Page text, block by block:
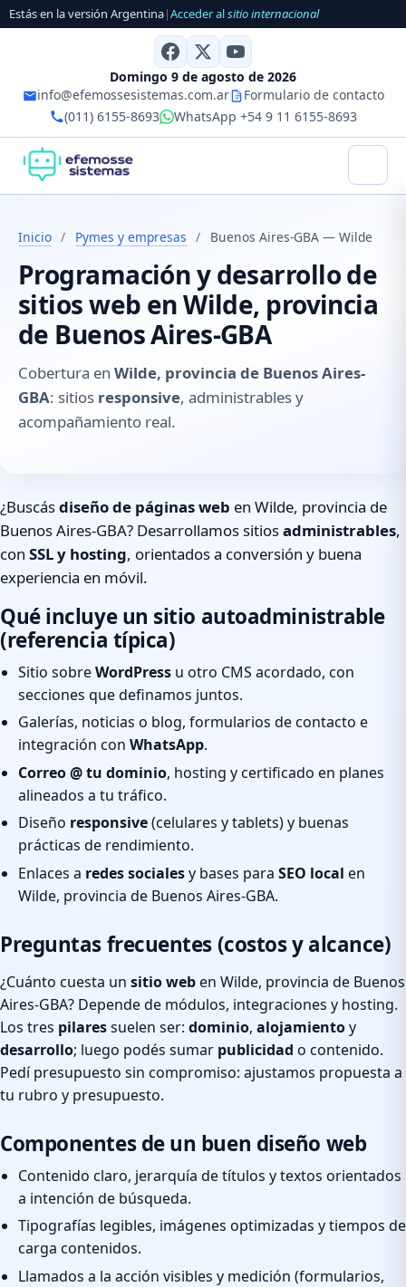
Estás en la versión Argentina|Acceder alsitio internacional
Domingo 9 de agosto de 2026
info@efemossesistemas.com.ar
Formulario de contacto
(011) 6155-8693
WhatsApp +54 9 11 6155-8693
Inicio / Pymes y empresas / Buenos Aires-GBA — Wilde
Programación y desarrollo de
sitios web en Wilde, provincia
de Buenos Aires-GBA
Cobertura en Wilde, provincia de Buenos Aires-
GBA: sitios responsive, administrables y
acompañamiento real.
¿Buscásdiseño de páginas web en Wilde, provincia de
Buenos Aires-GBA? Desarrollamos sitiosadministrables,
con SSL y hosting, orientados a conversión y buena
experiencia en móvil.
Qué incluye un sitio autoadministrable
(referencia típica)
Sitio sobreWordPress u otro CMS acordado, con
secciones que definamos juntos.
Galerías, noticias o blog, formularios de contacto e
integración con WhatsApp.
Correo @ tu dominio, hosting y certificado en planes
alineados a tu tráfico.
Diseño responsive(celulares y tablets) y buenas
prácticas de rendimiento.
Enlaces a redes socialesy bases para SEO local en
Wilde, provincia de Buenos Aires-GBA.
Preguntas frecuentes (costos y alcance)
¿Cuánto cuesta un sitio weben Wilde, provincia de Buenos
Aires-GBA? Depende de módulos, integraciones y hosting.
Los tres pilaressuelen ser: dominio, alojamientoy
desarrollo; luego podés sumar publicidad o contenido.
Pedí presupuesto sin compromiso: ajustamos propuesta a
tu rubro y presupuesto.
Componentes de un buen diseño web
Contenido claro, jerarquía de títulos y textos orientados
a intención de búsqueda.
Tipografías legibles, imágenes optimizadas y tiempos de
carga contenidos.
Llamados a la acción visibles y medición (formularios,